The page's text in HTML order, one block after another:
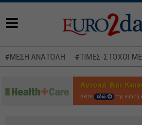
#ΜΕΣΗ ΑΝΑΤΟΛΗ #ΤΙΜΕΣ-ΣΤΟΧΟΙ
Δείτε εδώ την ειδική